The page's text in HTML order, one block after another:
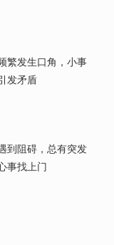
繁发生口角，小事
发矛盾
到阻碍，总有突发
事找上门